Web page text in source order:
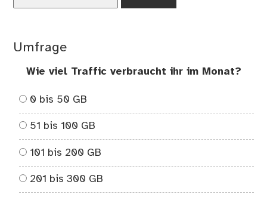
Umfrage
Wie viel Traffic verbraucht ihr im Monat?
0 bis 50 GB
51 bis 100 GB
101 bis 200 GB
201 bis 300 GB